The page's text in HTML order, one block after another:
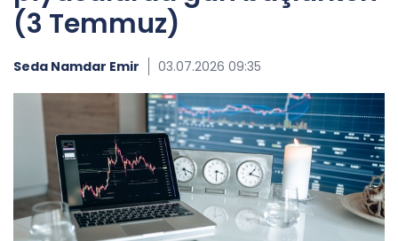
(3 Temmuz)
Seda Namdar Emir 03.07.2026 09:35